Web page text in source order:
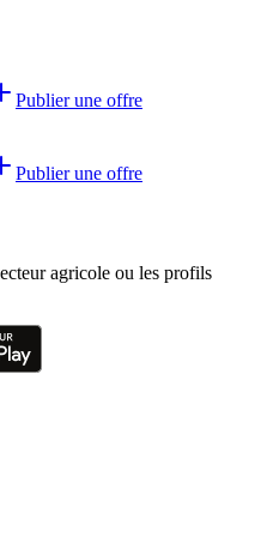
Publier une offre
Publier une offre
agricole ou les profils